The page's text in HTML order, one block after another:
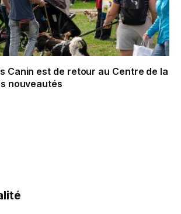
Canin est de retour au Centre de la
nouveautés